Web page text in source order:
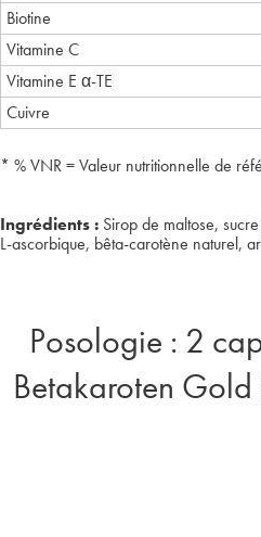
Biotine
Vitamine C
Vitamine E α-TE
Cuivre
* % VNR = Valeur nutritionnelle de
Ingrédients : Sirop de maltose,
L-ascorbique, bêta-carotène naturel,
Posologie : 2
Betakaroten